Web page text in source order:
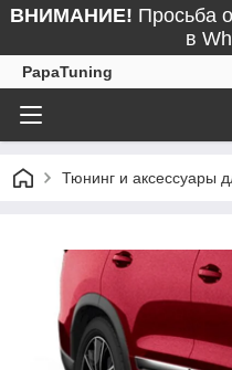
ВНИМАНИЕ! Просьба
в
PapaTuning
Тюнинг и аксессуары